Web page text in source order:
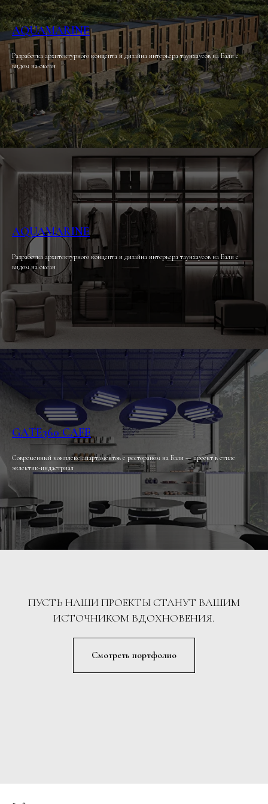
AQUAMARINE
Разработка архитектурного концепта и дизайна интерьера таунхаусов на Бали с
видом на океан
AQUAMARINE
Разработка архитектурного концепта и дизайна интерьера таунхаусов на Бали с
видом на океан
GATE360 CAFE
Современный комплекс апартаментов с рестораном на Бали — проект в стиле
эклектик-индастриал
ПУСТЬ НАШИ ПРОЕКТЫ СТАНУТ ВАШИМ
ИСТОЧНИКОМ ВДОХНОВЕНИЯ.
Смотреть портфолио